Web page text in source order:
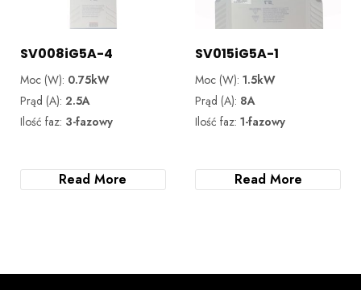
SV008iG5A-4
Moc (W): 0.75kW
Prąd (A): 2.5A
Ilość faz: 3-fazowy
Read More
SV015iG5A-1
Moc (W):1.5kW
Prąd (A): 8A
Ilość faz:1-fazowy
Read More